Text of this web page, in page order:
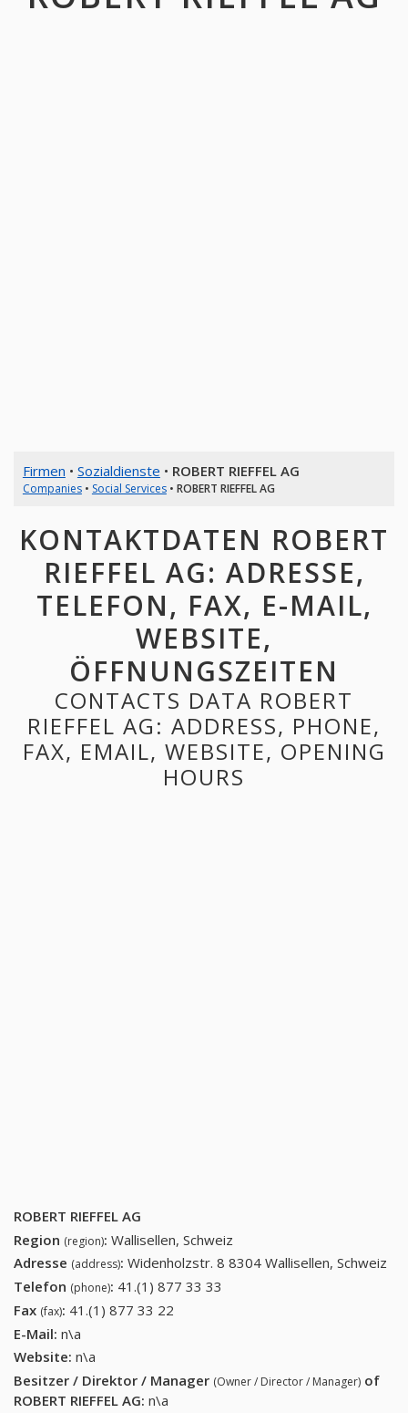
Firmen • Sozialdienste • ROBERT RIEFFEL AG
Companies• Social Services• ROBERT RIEFFEL AG
KONTAKTDATEN ROBERT
RIEFFEL AG: ADRESSE,
TELEFON, FAX, E-MAIL,
WEBSITE,
ÖFFNUNGSZEITEN
CONTACTS DATA ROBERT
RIEFFEL AG: ADDRESS, PHONE,
FAX, EMAIL, WEBSITE, OPENING
HOURS
ROBERT RIEFFEL AG
Region (region): Wallisellen, Schweiz
Adresse (address): Widenholzstr. 8 8304 Wallisellen, Schweiz
Telefon (phone): 41.(1) 877 33 33
Fax (fax): 41.(1) 877 33 22
E-Mail: n\a
Website: n\a
Besitzer / Direktor / Manager (Owner / Director / Manager) of
ROBERT RIEFFEL AG: n\a